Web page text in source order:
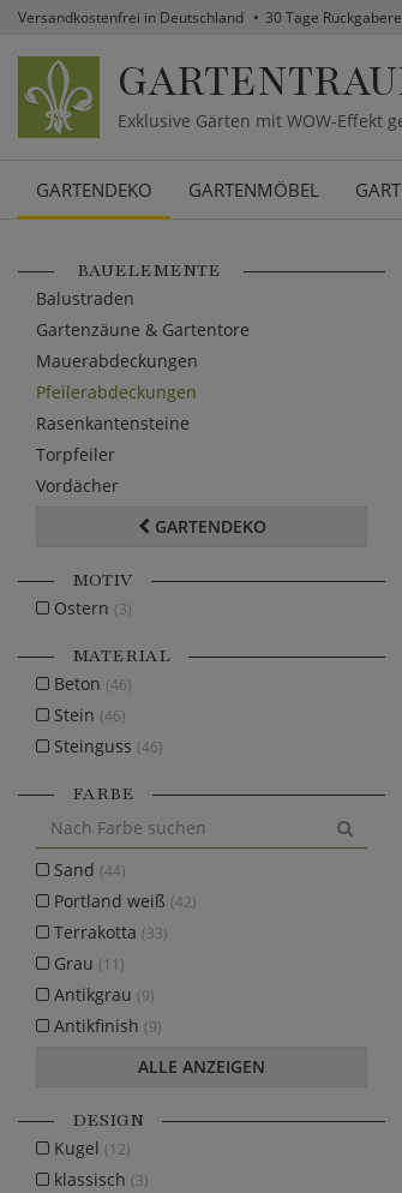
Versandkostenfrei in Deutschland 30 Tage
Exklusive Gärten mit WOW-Effekt
GARTENDEKO GARTENMÖBEL
BAUELEMENTE
Balustraden
Gartenzäune & Gartentore
Mauerabdeckungen
Pfeilerabdeckungen
Rasenkantensteine
Torpfeiler
Vordächer
GARTENDEKO
MOTIV
Ostern (3)
MATERIAL
Beton (46)
Stein (46)
Steinguss (46)
FARBE
Sand (44)
Portland weiß (42)
Terrakotta (33)
Grau (11)
Antikgrau (9)
Antikfinish (9)
ALLE ANZEIGEN
DESIGN
Kugel (12)
klassisch (3)